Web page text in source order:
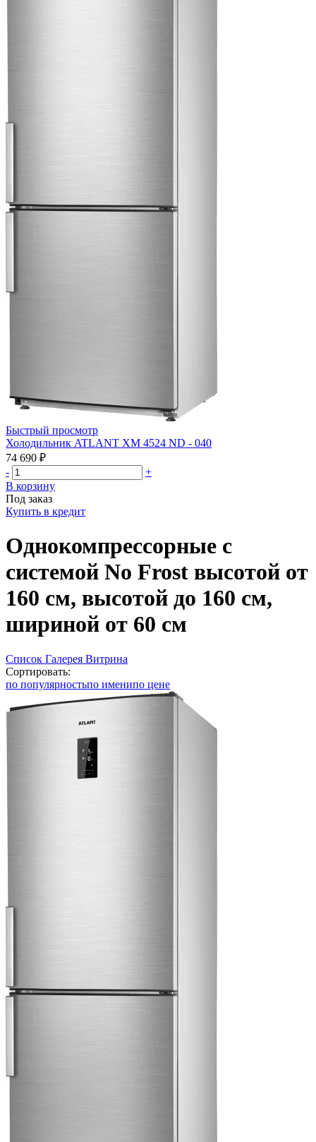
Быстрый просмотр
Холодильник ATLANT ХМ 4524 ND - 040
74 690 ₽
-
+
В корзину
Под заказ
Купить в кредит
Однокомпрессорные с
системой No Frost высотой от
160 см, высотой до 160 см,
шириной от 60 см
Список Галерея Витрина
Сортировать:
по популярностьпо именипо цене